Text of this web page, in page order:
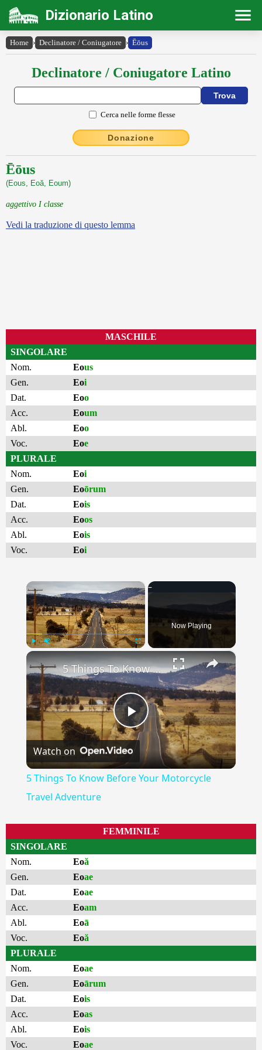
Dizionario Latino
Home › Declinatore / Coniugatore › Ēōus
Declinatore / Coniugatore Latino
Cerca nelle forme flesse
Donazione
Ēōus
(Eous, Eoă, Eoum)
aggettivo I classe
Vedi la traduzione di questo lemma
MASCHILE
SINGOLARE
Nom.
Eous
Gen.
Eoi
Dat.
Eoo
Acc.
Eoum
Abl.
Eoo
Voc.
Eoe
PLURALE
Nom.
Eoi
Gen.
Eoōrum
Dat.
Eois
Acc.
Eoos
Abl.
Eois
Voc.
Eoi
×
Now Playing
×
Play
Video
5 Things To Know Before Your Motorcycle Travel Adventure
Watch on
5 Things To Know Before Your Motorcycle
Travel Adventure
FEMMINILE
SINGOLARE
Nom.
Eoă
Gen.
Eoae
Dat.
Eoae
Acc.
Eoam
Abl.
Eoā
Voc.
Eoă
PLURALE
Nom.
Eoae
Gen.
Eoārum
Dat.
Eois
Acc.
Eoas
Abl.
Eois
Voc.
Eoae